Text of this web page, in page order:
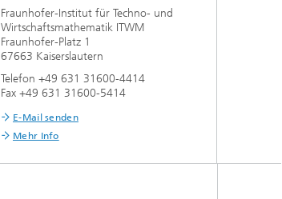
Fraunhofer-Institut für Techno- und
Wirtschaftsmathematik ITWM
Fraunhofer-Platz 1
67663 Kaiserslautern
Telefon +49 631 31600-4414
Fax +49 631 31600-5414
E-Mail senden
Mehr Info